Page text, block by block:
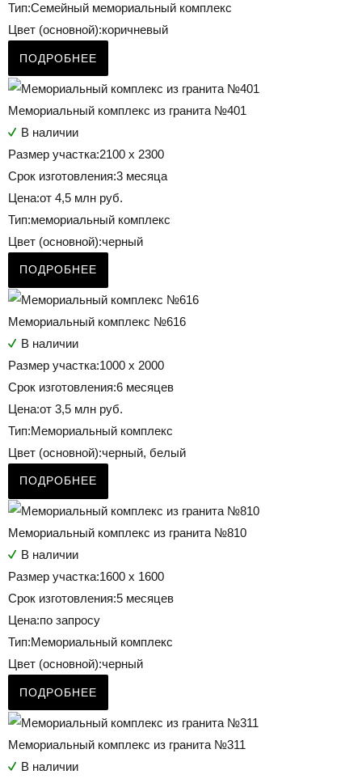
Тип:Семейный мемориальный комплекс
Цвет (основной):коричневый
ПОДРОБНЕЕ
Мемориальный комплекс из гранита №401
В наличии
Размер участка:2100 х 2300
Срок изготовления:3 месяца
Цена:от 4,5 млн руб.
Тип:мемориальный комплекс
Цвет (основной):черный
ПОДРОБНЕЕ
Мемориальный комплекс №616
В наличии
Размер участка:1000 х 2000
Срок изготовления:6 месяцев
Цена:от 3,5 млн руб.
Тип:Мемориальный комплекс
Цвет (основной):черный, белый
ПОДРОБНЕЕ
Мемориальный комплекс из гранита №810
В наличии
Размер участка:1600 х 1600
Срок изготовления:5 месяцев
Цена:по запросу
Тип:Мемориальный комплекс
Цвет (основной):черный
ПОДРОБНЕЕ
Мемориальный комплекс из гранита №311
В наличии